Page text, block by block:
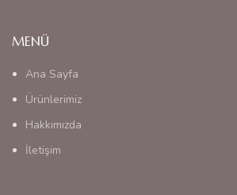
MENÜ
Ana Sayfa
Ürünlerimiz
Hakkımızda
İletişim